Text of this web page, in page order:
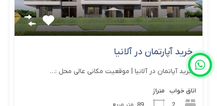
خرید آپارتمان در آلانیا
خرید آپاتمان در آلانیا | موقعیت مکانی عالی محل :…
اتاق خواب
متراژ